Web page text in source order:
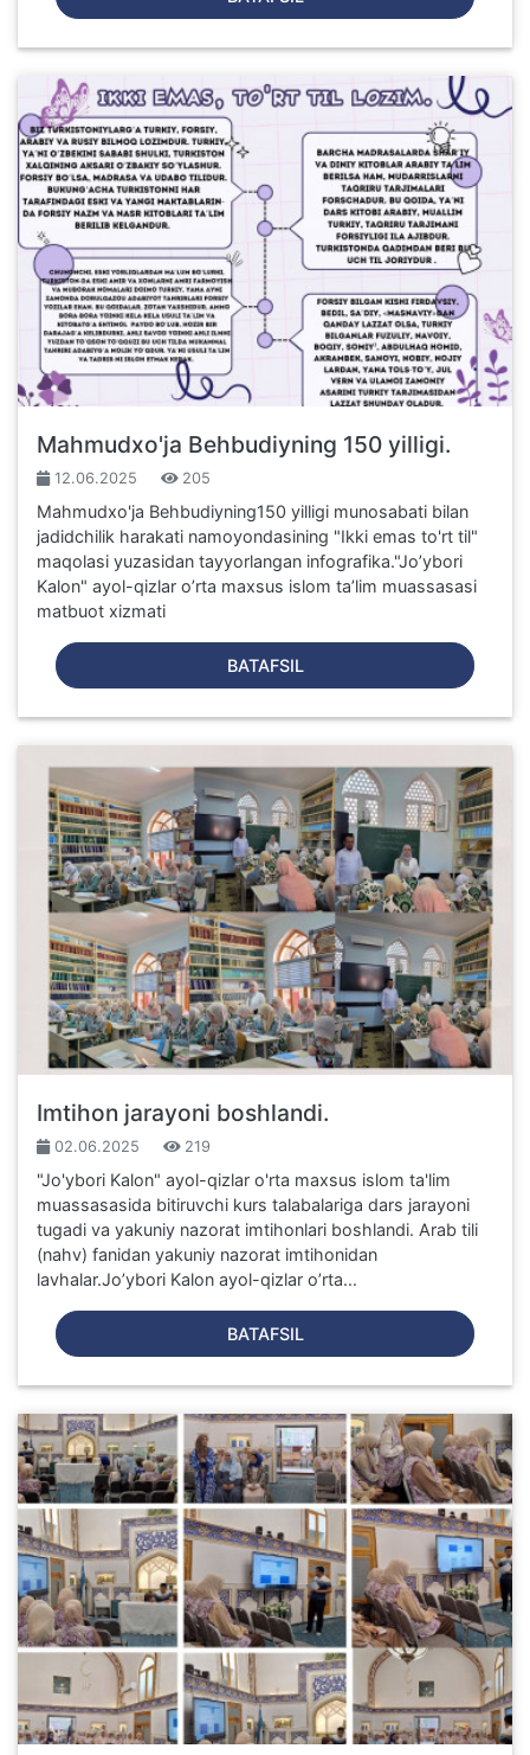
Mahmudxo'ja Behbudiyning 150 yilligi.
12.06.2025 205
Mahmudxo'ja Behbudiyning150 yilligi munosabati bilan
jadidchilik harakati namoyondasining "Ikki emas to'rt til"
maqolasi yuzasidan tayyorlangan infografika."Jo’ybori
Kalon" ayol-qizlar o’rta maxsus islom ta’lim muassasasi
matbuot xizmati
BATAFSIL
Imtihon jarayoni boshlandi.
02.06.2025 219
"Jo'ybori Kalon" ayol-qizlar o'rta maxsus islom ta'lim
muassasasida bitiruvchi kurs talabalariga dars jarayoni
tugadi va yakuniy nazorat imtihonlari boshlandi. Arab tili
(nahv) fanidan yakuniy nazorat imtihonidan
lavhalar.Jo’ybori Kalon ayol-qizlar o’rta...
BATAFSIL